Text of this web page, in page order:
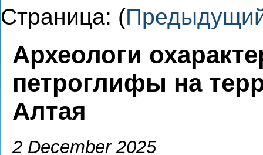
Страница: (
Археологи
петроглифы на
Алтая
2 December 2025